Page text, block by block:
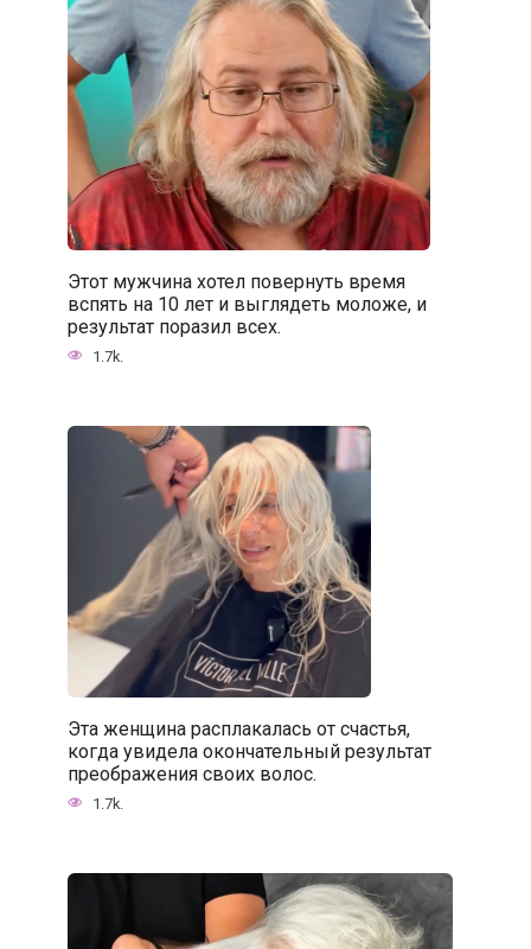
Этот мужчина хотел повернуть время
вспять на 10 лет и выглядеть моложе, и
результат поразил всех.
1.7k.
Эта женщина расплакалась от счастья,
когда увидела окончательный результат
преображения своих волос.
1.7k.